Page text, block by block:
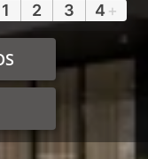
1 2 3 4 +